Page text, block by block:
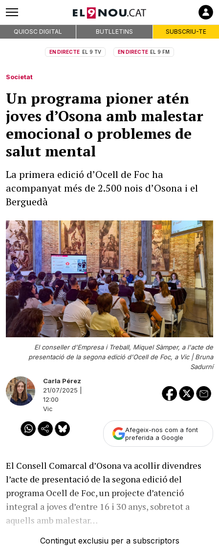
QUIOSC DIGITAL BUTLLETINS SUBSCRIU-TE
EN DIRECTE EL 9 TV EN DIRECTE EL 9 FM
Societat
Un programa pioner atén
joves d’Osona amb malestar
emocional o problemes de
salut mental
La primera edició d’Ocell de Foc ha
acompanyat més de 2.500 nois d’Osona i el
Berguedà
El conseller d'Empresa i Treball, Miquel Sàmper, a l'acte de
presentació de la segona edició d'Ocell de Foc, a Vic |Bruna
Sadurní
Carla Pérez
21/07/2025 |
12:00
Vic
Afegeix-nos com a font
preferida a Google
El Consell Comarcal d’Osona va acollir divendres
l’acte de presentació de la segona edició del
programa Ocell de Foc, un projecte d’atenció
integral a joves d’entre 16 i 30 anys, sobretot a
aquells amb malestar…
Contingut exclusiu per a subscriptors